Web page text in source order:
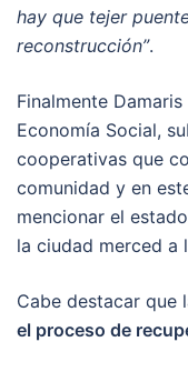
hay que tejer
reconstrucción”.
Finalmente
Economía Social,
cooperativas que
comunidad y en
mencionar el
la ciudad merced a
Cabe destacar que
el proceso de